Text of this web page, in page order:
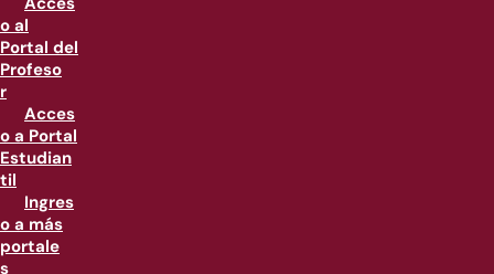
o al
Portal del
Profeso
r
Acces
o a Portal
Estudian
til
Ingres
o a más
portale
s